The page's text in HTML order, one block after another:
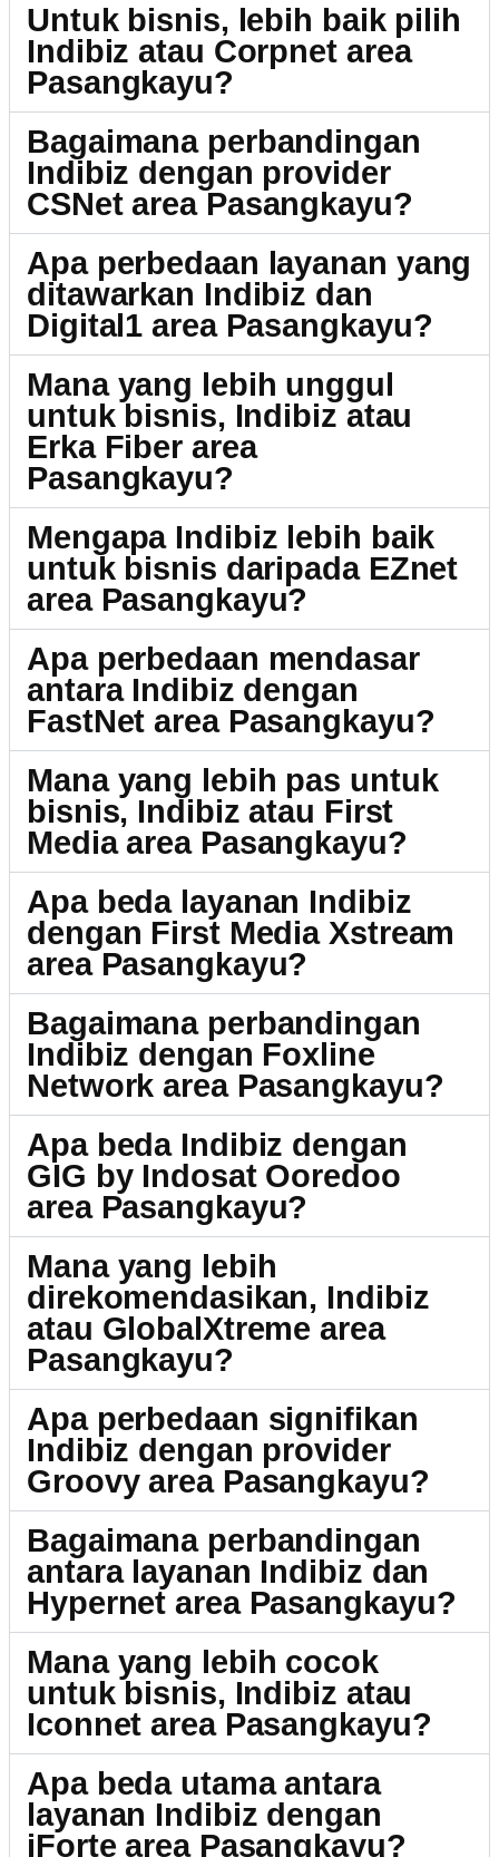
Untuk bisnis, lebih baik pilih
Indibiz atau Corpnet area
Pasangkayu?
Bagaimana perbandingan
Indibiz dengan provider
CSNet area Pasangkayu?
Apa perbedaan layanan yang
ditawarkan Indibiz dan
Digital1 area Pasangkayu?
Mana yang lebih unggul
untuk bisnis, Indibiz atau
Erka Fiber area
Pasangkayu?
Mengapa Indibiz lebih baik
untuk bisnis daripada EZnet
area Pasangkayu?
Apa perbedaan mendasar
antara Indibiz dengan
FastNet area Pasangkayu?
Mana yang lebih pas untuk
bisnis, Indibiz atau First
Media area Pasangkayu?
Apa beda layanan Indibiz
dengan First Media Xstream
area Pasangkayu?
Bagaimana perbandingan
Indibiz dengan Foxline
Network area Pasangkayu?
Apa beda Indibiz dengan
GIG by Indosat Ooredoo
area Pasangkayu?
Mana yang lebih
direkomendasikan, Indibiz
atau GlobalXtreme area
Pasangkayu?
Apa perbedaan signifikan
Indibiz dengan provider
Groovy area Pasangkayu?
Bagaimana perbandingan
antara layanan Indibiz dan
Hypernet area Pasangkayu?
Mana yang lebih cocok
untuk bisnis, Indibiz atau
Iconnet area Pasangkayu?
Apa beda utama antara
layanan Indibiz dengan
iForte area Pasangkayu?